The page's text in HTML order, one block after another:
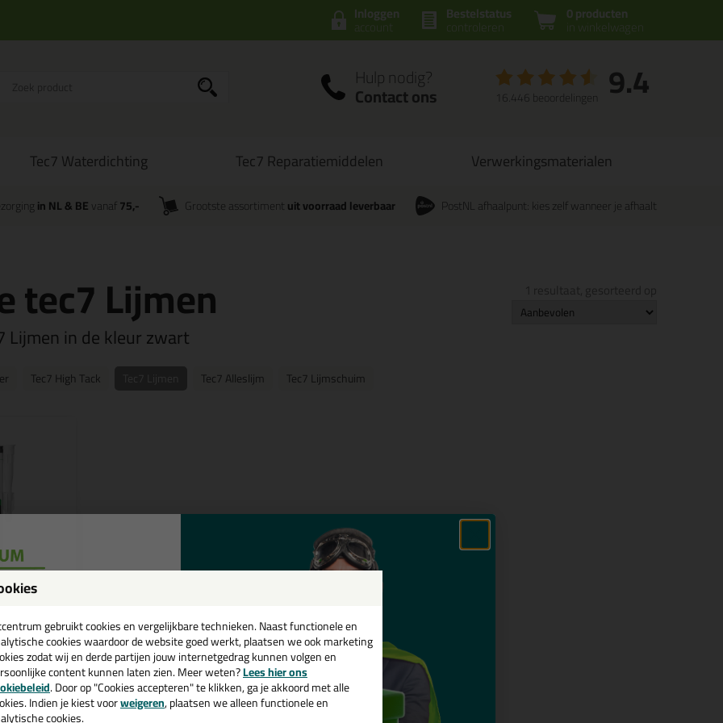
0 producten
in winkelwagen
Bestelstatus
controleren
Inloggen
account
Hulp nodig?
Contact ons 9.4
16.446 beoordelingen
Tec7 Waterdichting Tec7 Reparatiemiddelen Verwerkingsmaterialen
in NL & BEvanaf 75,- Grootste assortiment uit voorraad leverbaar PostNL afhaalpunt: kies zelf wanneer je afhaalt
tec7 Lijmen
Lijmen in de kleur zwart
Tec7 High Tack Tec7 Alleslijm Tec7 Lijmschuim
290ml
montagekit
gebruikt cookies en vergelijkbare technieken. Naast functionele en
cookies waardoor de website goed werkt, plaatsen we ook marketing
zodat wij en derde partijen jouw internetgedrag kunnen volgen en
content kunnen laten zien. Meer weten?Lees hier ons
. Door op "Cookies accepteren" te klikken, ga je akkoord met alle
Indien je kiest voorweigeren, plaatsen we alleen functionele en
cookies.
💚
en ontvang een
€35,-bij je eerste bestelling!